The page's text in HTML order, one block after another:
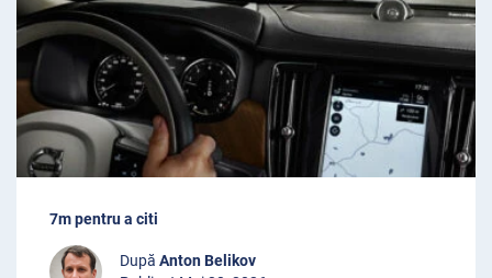
7m pentru a citi
După Anton Belikov